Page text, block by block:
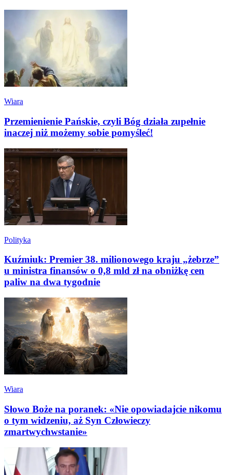
Wiara
Przemienienie Pańskie, czyli Bóg działa zupełnie
inaczej niż możemy sobie pomyśleć!
Polityka
Kuźmiuk: Premier 38. milionowego kraju „żebrze”
u ministra finansów o 0,8 mld zł na obniżkę cen
paliw na dwa tygodnie
Wiara
Słowo Boże na poranek: «Nie opowiadajcie nikomu
o tym widzeniu, aż Syn Człowieczy
zmartwychwstanie»